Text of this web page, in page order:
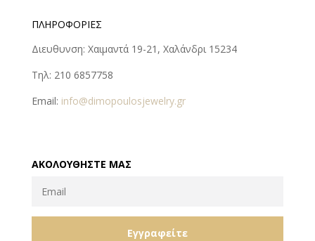
ΠΛΗΡΟΦΟΡΊΕΣ
Διευθυνση: Χαιμαντά 19-21, Χαλάνδρι 15234
Τηλ: 210 6857758
Email: info@dimopoulosjewelry.gr
ΑΚΟΛΟΥΘΉΣΤΕ ΜΑΣ
Εγγραφείτε